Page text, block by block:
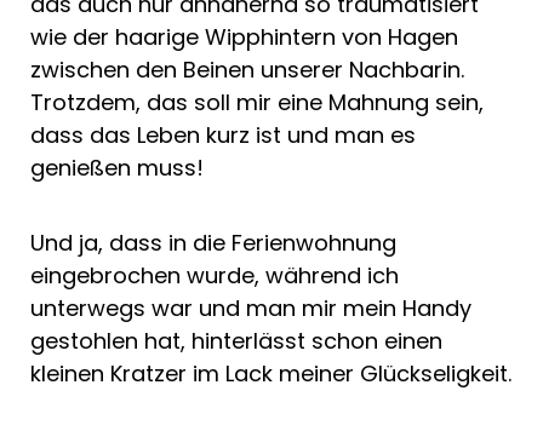
wie der haarige Wipphintern von Hagen
zwischen den Beinen unserer Nachbarin.
Trotzdem, das soll mir eine Mahnung sein,
dass das Leben kurz ist und man es
genießen muss!
Und ja, dass in die Ferienwohnung
eingebrochen wurde, während ich
unterwegs war und man mir mein Handy
gestohlen hat, hinterlässt schon einen
kleinen Kratzer im Lack meiner Glückseligkeit.